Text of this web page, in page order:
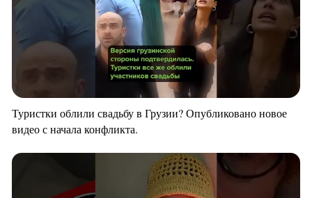
Туристки облили свадьбу в Грузии? Опубликовано новое
видео с начала конфликта.